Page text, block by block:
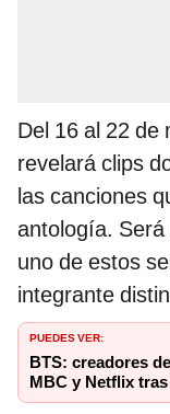
Del 16 al 22 de
revelará clips
las canciones
antología.
uno de estos
integrante
PUEDES VER:
BTS: creadores
MBC y Netflix